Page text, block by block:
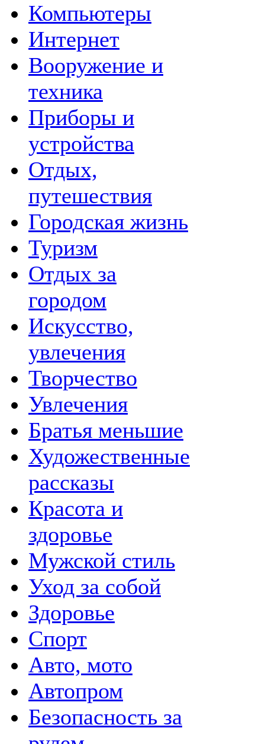
Компьютеры
Интернет
Вооружение и
техника
Приборы и
устройства
Отдых,
путешествия
Городская жизнь
Туризм
Отдых за
городом
Искусство,
увлечения
Творчество
Увлечения
Братья меньшие
Художественные
рассказы
Красота и
здоровье
Мужской стиль
Уход за собой
Здоровье
Спорт
Авто, мото
Автопром
Безопасность за